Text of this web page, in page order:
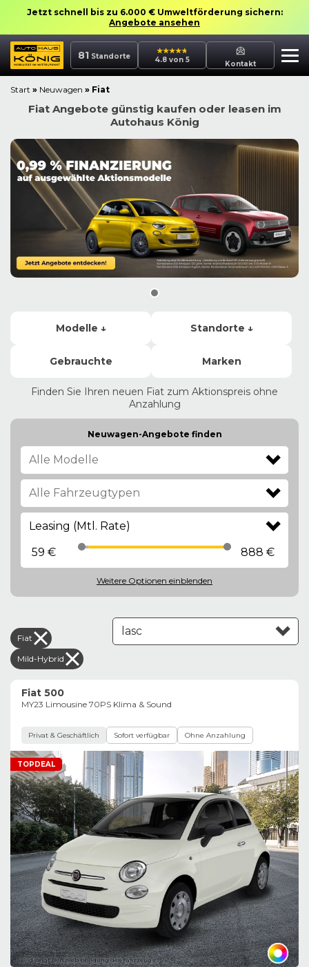
Jetzt schnell bis zu 6.000 € Umweltförderung sichern:
Angebote ansehen
81 Standorte 4.8 von 5 Kontakt
Start » Neuwagen » Fiat
Fiat Angebote günstig kaufen oder leasen im
Autohaus König
Modelle ↓ Standorte ↓
Gebrauchte Marken
Finden Sie Ihren neuen Fiat zum Aktionspreis ohne
Anzahlung
Neuwagen-Angebote finden
Leasing (Mtl. Rate)
59 €
888 €
Weitere Optionen einblenden
Fiat
Mild-Hybrid
Leasing aufsteigend
Fiat 500
MY23 Limousine 70PS Klima & Sound
Privat & Geschäftlich Sofort verfügbar Ohne Anzahlung
TOPDEAL
Bild zeigt Beispielabbildung des Fahrzeugs